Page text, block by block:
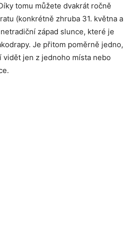
tomu můžete dvakrát ročně
(konkrétně zhruba 31. května a
západ slunce, které je
Je přitom poměrně jedno,
vidět jen z jednoho místa nebo